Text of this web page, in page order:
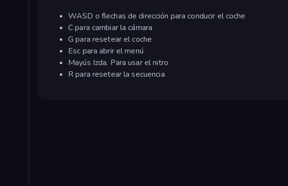
WASD o flechas de dirección para conducir el coche
C para cambiar la cámara
G para resetear el coche
Esc para abrir el menú
Mayús Izda. Para usar el nitro
R para resetear la secuencia